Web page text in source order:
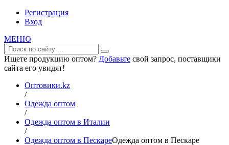
Регистрация
Вход
МЕНЮ
Ищете продукцию оптом? Добавьте свой запрос, поставщики
сайта его увидят!
Оптовики.kz
/
Одежда оптом
/
Одежда оптом в Италии
/
Одежда оптом в ПескареОдежда оптом в Пескаре